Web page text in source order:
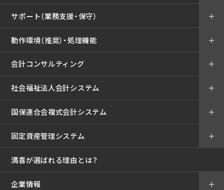
サポート（業務支援・保守） ＋
動作環境（推奨）・処理機能 ＋
会計コンサルティング ＋
社会福祉法人会計システム ＋
国保連合会複式会計システム ＋
固定資産管理システム ＋
満喜が選ばれる理由とは？
企業情報 ＋